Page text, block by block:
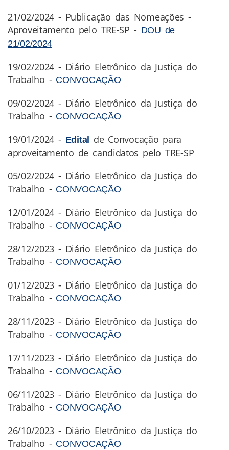
21/02/2024 - Publicação das Nomeações -
Aproveitamento pelo TRE-SP - DOU de
21/02/2024
19/02/2024 - Diário Eletrônico da Justiça do
Trabalho - CONVOCAÇÃO
09/02/2024 - Diário Eletrônico da Justiça do
Trabalho - CONVOCAÇÃO
19/01/2024 - Edital de Convocação para
aproveitamento de candidatos pelo TRE-SP
05/02/2024 - Diário Eletrônico da Justiça do
Trabalho - CONVOCAÇÃO
12/01/2024 - Diário Eletrônico da Justiça do
Trabalho - CONVOCAÇÃO
28/12/2023 - Diário Eletrônico da Justiça do
Trabalho - CONVOCAÇÃO
01/12/2023 - Diário Eletrônico da Justiça do
Trabalho - CONVOCAÇÃO
28/11/2023 - Diário Eletrônico da Justiça do
Trabalho - CONVOCAÇÃO
17/11/2023 - Diário Eletrônico da Justiça do
Trabalho - CONVOCAÇÃO
06/11/2023 - Diário Eletrônico da Justiça do
Trabalho - CONVOCAÇÃO
26/10/2023 - Diário Eletrônico da Justiça do
Trabalho - CONVOCAÇÃO